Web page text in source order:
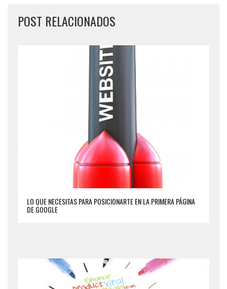
POST RELACIONADOS
LO QUE NECESITAS PARA POSICIONARTE EN LA PRIMERA PÁGINA
DE GOOGLE